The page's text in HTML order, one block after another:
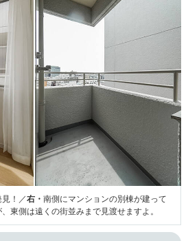
！／右・ 南側にマンションの別棟が建って
東側は遠くの街並みまで見渡せますよ。